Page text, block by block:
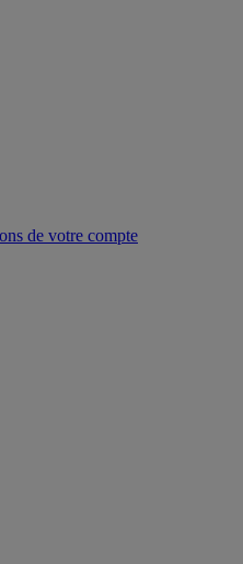
de votre compte